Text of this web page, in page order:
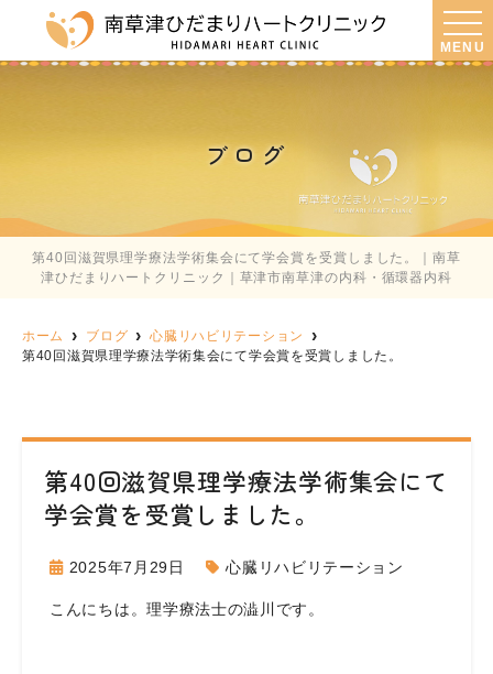
MENU
ブログ
第40回滋賀県理学療法学術集会にて学会賞を受賞しました。｜南草
津ひだまりハートクリニック｜草津市南草津の内科・循環器内科
ホーム ブログ
心臓リハビリテーション
第40回滋賀県理学療法学術集会にて学会賞を受賞しました。
第40回滋賀県理学療法学術集会にて
学会賞を受賞しました。
2025年7月29日 心臓リハビリテーション
こんにちは。理学療法士の澁川です。